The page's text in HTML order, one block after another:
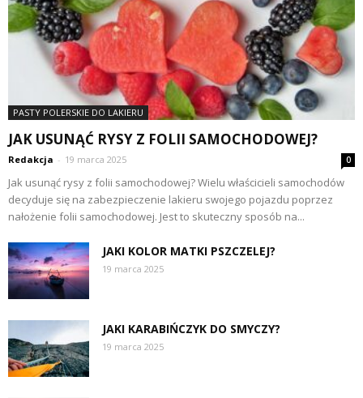
PASTY POLERSKIE DO LAKIERU
JAK USUNĄĆ RYSY Z FOLII SAMOCHODOWEJ?
Redakcja - 19 marca 2025 0
Jak usunąć rysy z folii samochodowej? Wielu właścicieli samochodów
decyduje się na zabezpieczenie lakieru swojego pojazdu poprzez
nałożenie folii samochodowej. Jest to skuteczny sposób na...
JAKI KOLOR MATKI PSZCZELEJ?
19 marca 2025
JAKI KARABIŃCZYK DO SMYCZY?
19 marca 2025